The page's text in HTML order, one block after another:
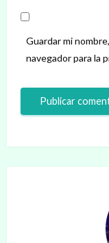
Guardar mi
navegador para la